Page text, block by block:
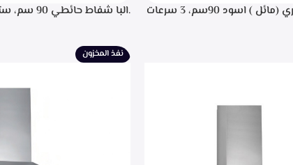
.البا شفاط ديكوري (مائل ) اسود 90سم، 3 سرعات
لحجز الدهون من الابخره، قوه
.البا شفاط
نفذ المخزون